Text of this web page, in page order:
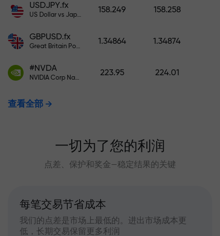
USDJPY.fx
US Dollar vs Japanese Yen
158.249 158.258
GBPUSD.fx
Great Britain Pound vs US Dollar
1.34864 1.34874
#NVDA
NVIDIA Corp Nasdaq Stock Exchange (Nasdaq) USD
223.95 224.01
查看全部
一切为了您的利润
点差、保护和奖金—稳定结果的关键
每笔交易节省成本
我们的点差是市场上最低的。进出市场成本更
低，长期交易保留更多利润